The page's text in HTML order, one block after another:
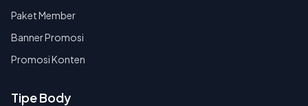
Paket Member
Banner Promosi
Promosi Konten
Tipe Body